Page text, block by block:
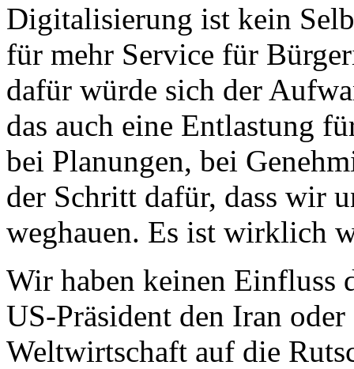
Digitalisierung ist kein
für mehr Service für
dafür würde sich der
das auch eine Entlastung
bei Planungen, bei
der Schritt dafür, dass wir
weghauen. Es ist wirklich
Wir haben keinen Einfluss
US-Präsident den Iran
Weltwirtschaft auf die